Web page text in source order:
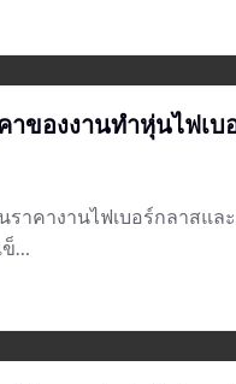
าของงานทำหุ่นไฟเบ
ราคางานไฟเบอร์กลาสแล
ข็…